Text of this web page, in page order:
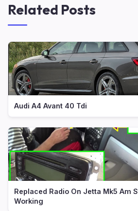
Related Posts
Audi A4 Avant 40 Tdi
Replaced Radio On Jetta Mk5 Am
Working